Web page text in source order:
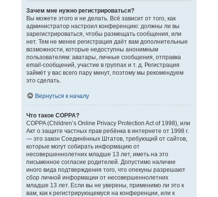
Зачем мне нужно регистрироваться?
Вы можете этого и не делать. Всё зависит от того, как
администратор настроил конференцию: должны ли вы
зарегистрироваться, чтобы размещать сообщения, или
нет. Тем не менее регистрация даёт вам дополнительные
возможности, которые недоступны анонимным
пользователям: аватары, личные сообщения, отправка
email-сообщений, участие в группах и т. д. Регистрация
займёт у вас всего пару минут, поэтому мы рекомендуем
это сделать.
Вернуться к началу
Что такое COPPA?
COPPA (Children’s Online Privacy Protection Act of 1998), или
Акт о защите частных прав ребёнка в интернете от 1998 г.
— это закон Соединённых Штатов, требующий от сайтов,
которые могут собирать информацию от
несовершеннолетних младше 13 лет, иметь на это
письменное согласие родителей. Допустимо наличие
иного вида подтверждения того, что опекуны разрешают
сбор личной информации от несовершеннолетних
младше 13 лет. Если вы не уверены, применимо ли это к
вам, как к регистрирующемуся на конференции, или к